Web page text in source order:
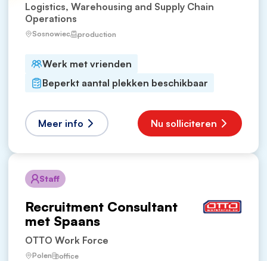
Logistics, Warehousing and Supply Chain
Operations
Sosnowiec production
Werk met vrienden
Beperkt aantal plekken beschikbaar
Meer info Nu solliciteren
Staff
Recruitment Consultant
met Spaans
OTTO Work Force
Polen office